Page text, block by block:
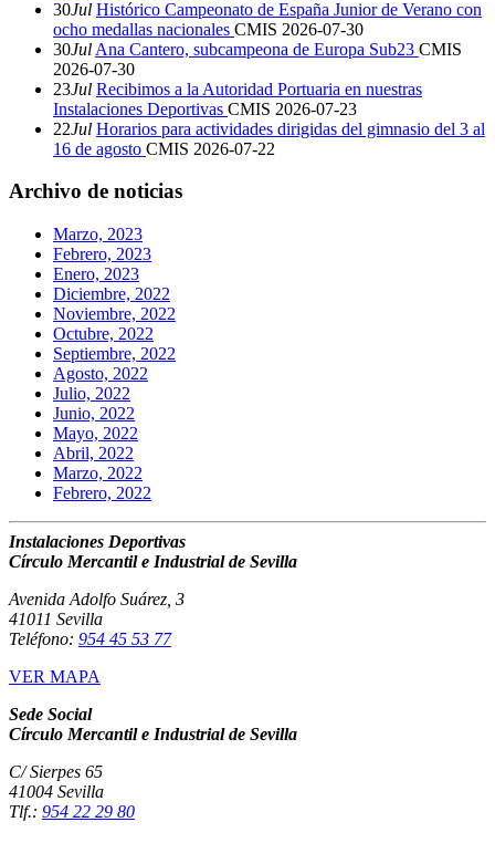
30Jul Histórico Campeonato de España Junior de Verano con
ocho medallas nacionales CMIS 2026-07-30
30Jul Ana Cantero, subcampeona de Europa Sub23 CMIS
2026-07-30
23Jul Recibimos a la Autoridad Portuaria en nuestras
Instalaciones Deportivas CMIS 2026-07-23
22Jul Horarios para actividades dirigidas del gimnasio del 3 al
16 de agosto CMIS 2026-07-22
Archivo de noticias
Marzo, 2023
Febrero, 2023
Enero, 2023
Diciembre, 2022
Noviembre, 2022
Octubre, 2022
Septiembre, 2022
Agosto, 2022
Julio, 2022
Junio, 2022
Mayo, 2022
Abril, 2022
Marzo, 2022
Febrero, 2022
Instalaciones Deportivas
Círculo Mercantil e Industrial de Sevilla
Avenida Adolfo Suárez, 3
41011 Sevilla
Teléfono: 954 45 53 77
VER MAPA
Sede Social
Círculo Mercantil e Industrial de Sevilla
C/ Sierpes 65
41004 Sevilla
Tlf.: 954 22 29 80